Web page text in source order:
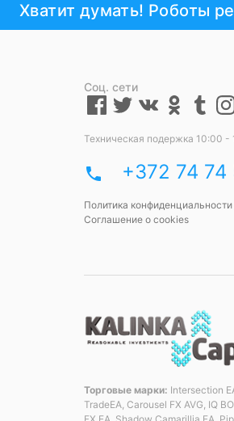
Хватит думать! Роботы
Соц. сети
Техническая подержка 10:00 -
phone +372 74 74
Политика конфиденциальности|
Соглашение о cookies
Торговые марки: Intersection
TradeEA, Carousel FX AVG, IQ